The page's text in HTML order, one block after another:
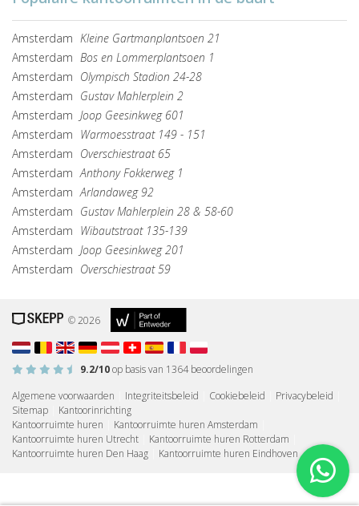
Amsterdam Kleine Gartmanplantsoen 21
Amsterdam Bos en Lommerplantsoen 1
Amsterdam Olympisch Stadion 24-28
Amsterdam Gustav Mahlerplein 2
Amsterdam Joop Geesinkweg 601
Amsterdam Warmoesstraat 149 - 151
Amsterdam Overschiestraat 65
Amsterdam Anthony Fokkerweg 1
Amsterdam Arlandaweg 92
Amsterdam Gustav Mahlerplein 28 & 58-60
Amsterdam Wibautstraat 135-139
Amsterdam Joop Geesinkweg 201
Amsterdam Overschiestraat 59
© 2026
9.2/10op basis van 1364beoordelingen
Algemene voorwaarden
Integriteitsbeleid Cookiebeleid Privacybeleid
Sitemap
Kantoorinrichting
Kantoorruimte huren
Kantoorruimte huren Amsterdam
Kantoorruimte huren Utrecht
Kantoorruimte huren Rotterdam
Kantoorruimte huren Den Haag
Kantoorruimte huren Eindhoven